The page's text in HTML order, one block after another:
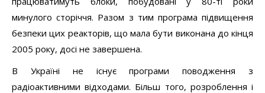
минулого сторіччя. Разом з тим програма підвищення
безпеки цих реакторів, що мала бути виконана до кінця
2005 року, досі не завершена.
В Україні не існує програми поводження з
радіоактивними відходами. Більш того, розроблення і